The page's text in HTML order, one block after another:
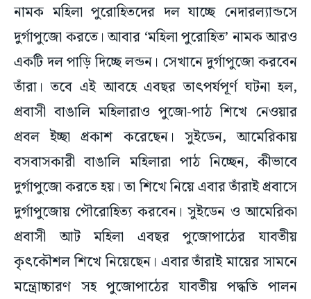
নামক মহিলা পুরোহিতদের দল যাচ্ছে নেদারল্যান্ডসে
দুর্গাপুজো করতে। আবার ‘মহিলা পুরোহিত’ নামক আরও
একটি দল পাড়ি দিচ্ছে লন্ডন। সেখানে দুর্গাপুজো করবেন
তাঁরা। তবে এই আবহে এবছর তাৎপর্যপূর্ণ ঘটনা হল,
প্রবাসী বাঙালি মহিলারাও পুজো-পাঠ শিখে নেওয়ার
প্রবল ইচ্ছা প্রকাশ করেছেন। সুইডেন, আমেরিকায়
বসবাসকারী বাঙালি মহিলারা পাঠ নিচ্ছেন, কীভাবে
দুর্গাপুজো করতে হয়। তা শিখে নিয়ে এবার তাঁরাই প্রবাসে
দুর্গাপুজোয় পৌরোহিত্য করবেন। সুইডেন ও আমেরিকা
প্রবাসী আট মহিলা এবছর পুজোপাঠের যাবতীয়
কৃৎকৌশল শিখে নিয়েছেন। এবার তাঁরাই মায়ের সামনে
মন্ত্রোচ্চারণ সহ পুজোপাঠের যাবতীয় পদ্ধতি পালন